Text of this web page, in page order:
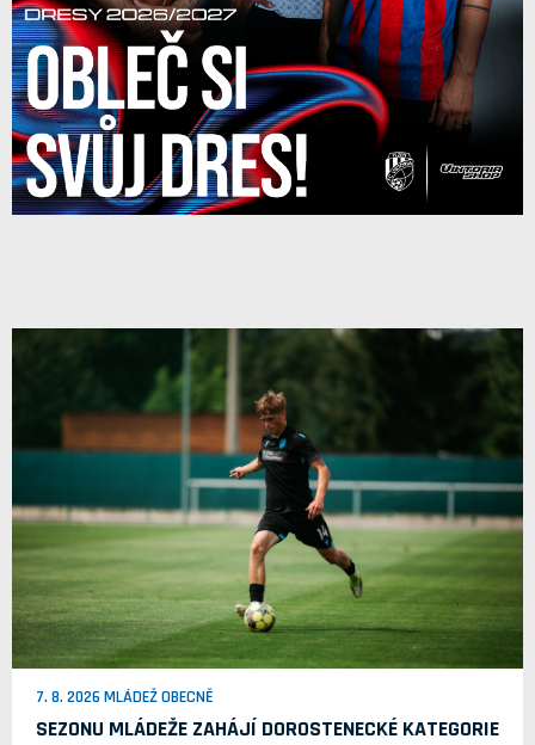
7. 8. 2026 MLÁDEŽ OBECNĚ
SEZONU MLÁDEŽE ZAHÁJÍ DOROSTENECKÉ KATEGORIE